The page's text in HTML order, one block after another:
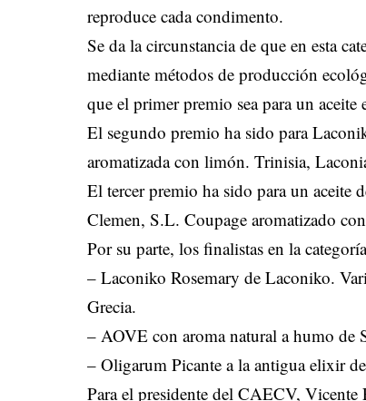
reproduce cada condimento.
Se da la circunstancia de que en esta
mediante métodos de producción
que el primer premio sea para un
El segundo premio ha sido para
aromatizada con limón. Trinisia,
El tercer premio ha sido para un aceite
Clemen, S.L. Coupage aromatizado
Por su parte, los finalistas en la
– Laconiko Rosemary de Laconiko.
Grecia.
– AOVE con aroma natural a humo de
– Oligarum Picante a la antigua elixir
Para el presidente del CAECV, Vicente